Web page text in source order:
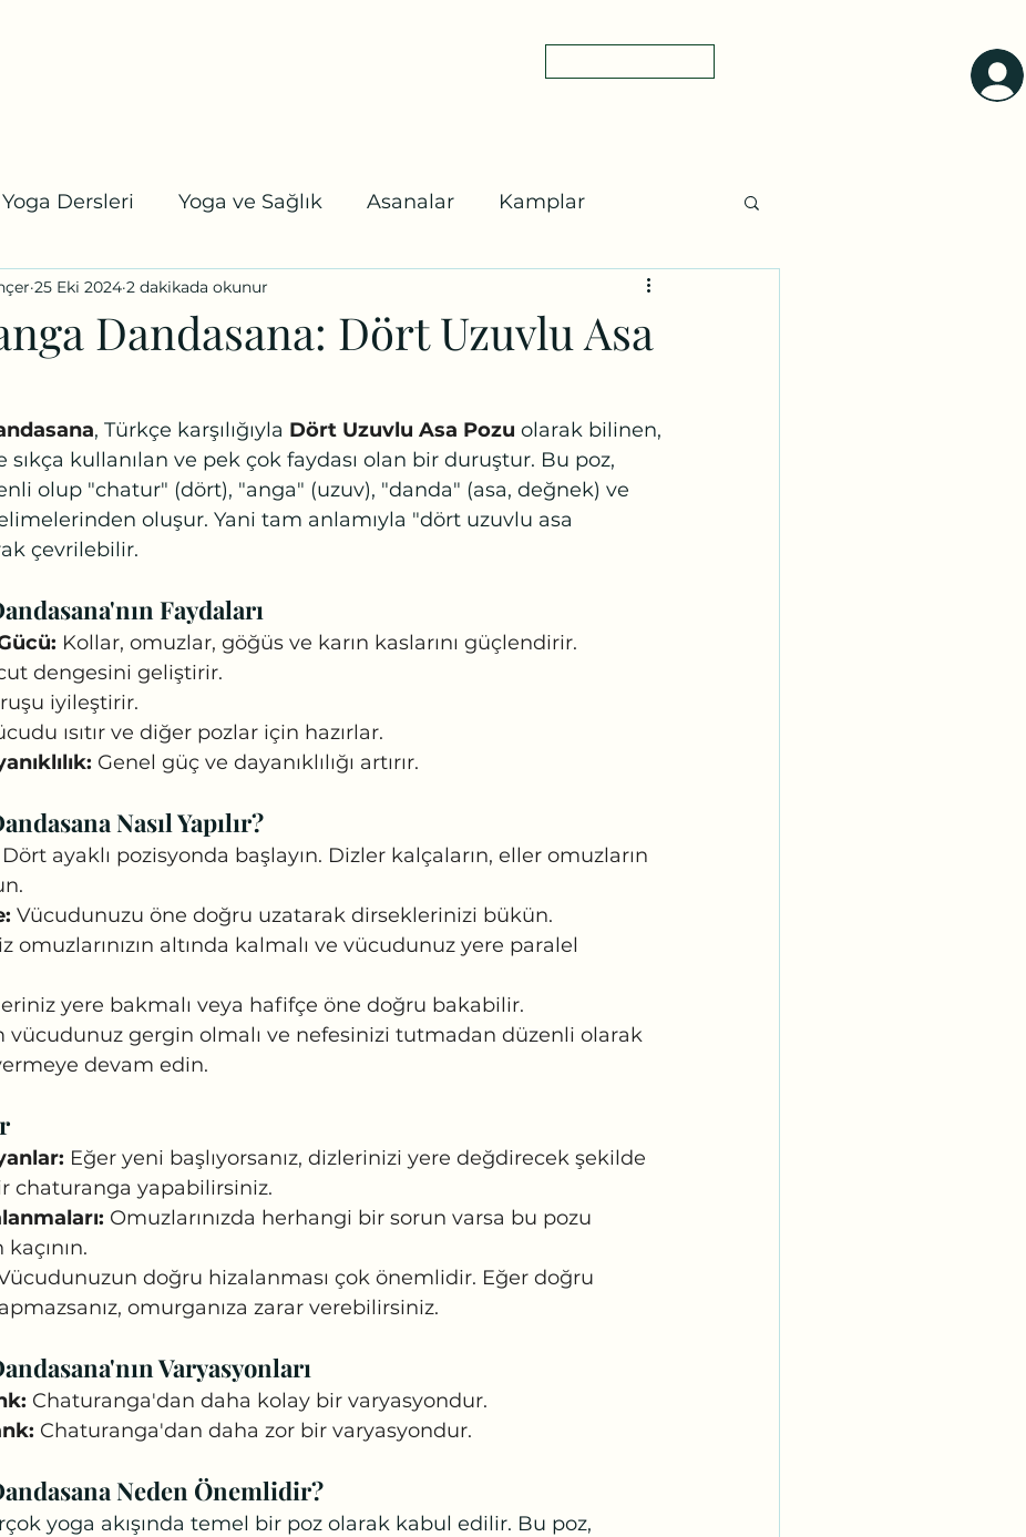
Dersleri Yoga ve Sağlık Asanalar Kamplar
Karuna Yoga Koşalar Ayurveda
Dandasana: Dört Uzuvlu Asa
25 Eki 2024 2 dakikada okunur
, Türkçe karşılığıyla Dört Uzuvlu Asa Pozu olarak bilinen,
kullanılan ve pek çok faydası olan bir duruştur. Bu poz,
olup "chatur" (dört), "anga" (uzuv), "danda" (asa, değnek) ve
oluşur. Yani tam anlamıyla "dört uzuvlu asa
çevrilebilir.
Faydaları
Kollar, omuzlar, göğüs ve karın kaslarını güçlendirir.
dengesini geliştirir.
iyileştirir.
ısıtır ve diğer pozlar için hazırlar.
Genel güç ve dayanıklılığı artırır.
Nasıl Yapılır?
Dört ayaklı pozisyonda başlayın. Dizler kalçaların, eller omuzların
Vücudunuzu öne doğru uzatarak dirseklerinizi bükün.
omuzlarınızın altında kalmalı ve vücudunuz yere paralel
yere bakmalı veya hafifçe öne doğru bakabilir.
vücudunuz gergin olmalı ve nefesinizi tutmadan düzenli olarak
devam edin.
Eğer yeni başlıyorsanız, dizlerinizi yere değdirecek şekilde
chaturanga yapabilirsiniz.
Omuzlarınızda herhangi bir sorun varsa bu pozu
doğru hizalanması çok önemlidir. Eğer doğru
omurganıza zarar verebilirsiniz.
Varyasyonları
Chaturanga'dan daha kolay bir varyasyondur.
Chaturanga'dan daha zor bir varyasyondur.
Neden Önemlidir?
yoga akışında temel bir poz olarak kabul edilir. Bu poz,